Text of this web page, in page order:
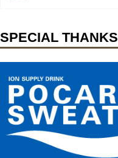
SPECIAL THANKS